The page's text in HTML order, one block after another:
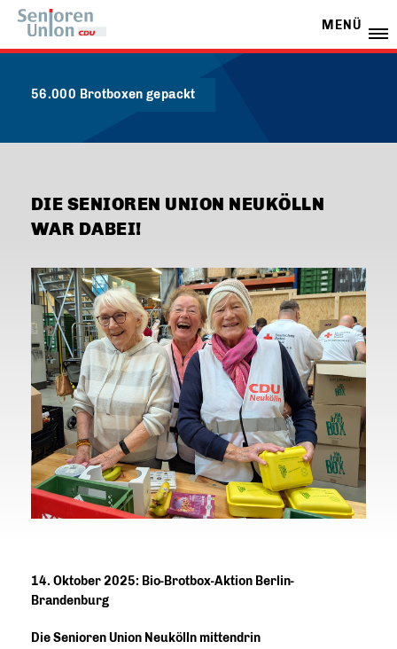
MENÜ
56.000 Brotboxen gepackt
DIE SENIOREN UNION NEUKÖLLN
WAR DABEI!
14. Oktober 2025: Bio-Brotbox-Aktion Berlin-
Brandenburg
Die Senioren Union Neukölln mittendrin